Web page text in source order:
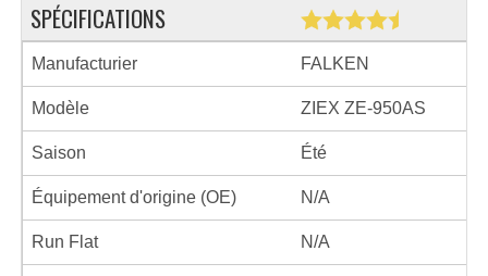
SPÉCIFICATIONS
Manufacturier FALKEN
Modèle ZIEX ZE-950AS
Saison Été
Équipement d'origine (OE) N/A
Run Flat N/A